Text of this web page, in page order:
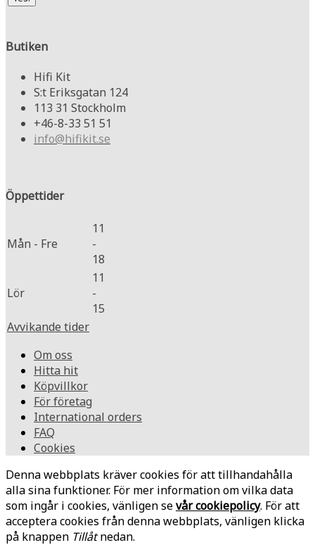
Butiken
Hifi Kit
S:t Eriksgatan 124
113 31 Stockholm
+46-8-33 51 51
info@hifikit.se
Öppettider
Mån - Fre
11
-
18
Lör
11
-
15
Avvikande tider
Om oss
Hitta hit
Köpvillkor
För företag
International orders
FAQ
Cookies
Denna webbplats kräver cookies för att tillhandahålla
alla sina funktioner. För mer information om vilka data
som ingår i cookies, vänligen sevår cookiepolicy. För att
acceptera cookies från denna webbplats, vänligen klicka
på knappen Tillåtnedan.